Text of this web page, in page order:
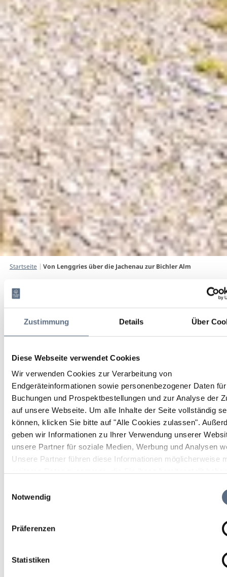
Zustimmung Details Über
Diese Webseite verwendet Cookies
Wir verwenden Cookies zur Verarbeitung von
Endgeräteinformationen sowie personenbezogener Daten
Buchungen und Prospektbestellungen und zur Analyse der
auf unsere Webseite. Um alle Inhalte der Seite vollständig
können, klicken Sie bitte auf "Alle Cookies zulassen".
geben wir Informationen zu Ihrer Verwendung unserer
unsere Partner für soziale Medien, Werbung und Analysen
Unsere Partner führen diese Informationen möglicherweise
Notwendig
Präferenzen
Statistiken
Startseite Von Lenggries über die Jachenau zur Bichler Alm
Jachenau zur Bichler Alm
Rad, Mountainbike
Dauer
5:00 h
Strecke
46 km 900 hm